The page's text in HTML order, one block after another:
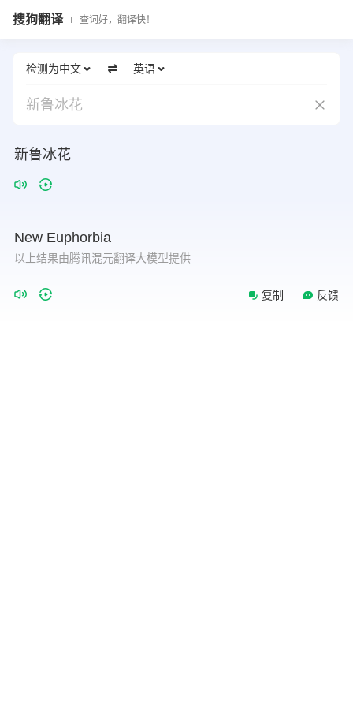
搜狗翻译 查词好，翻译快！
检测为中文 英语
新鲁冰花
新鲁冰花
New Euphorbia
以上结果由腾讯混元翻译大模型提供
复制 反馈